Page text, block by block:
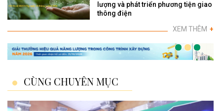
lượng và phát triển phương tiện giao
thông điện
XEM THÊM +
CÙNG CHUYÊN MỤC